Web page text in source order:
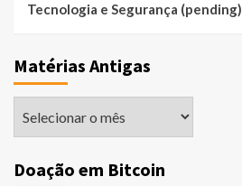
Tecnologia e Segurança (pending)
Matérias Antigas
Doação em Bitcoin